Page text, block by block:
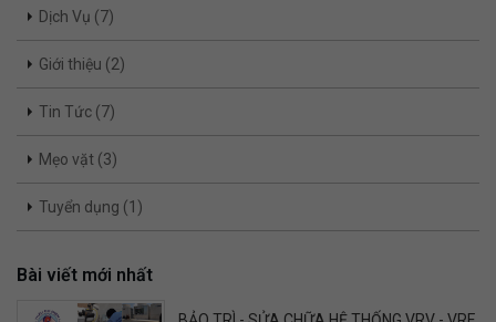
Dịch Vụ (7)
Giới thiệu (2)
Tin Tức (7)
Mẹo vặt (3)
Tuyển dụng (1)
Bài viết mới nhất